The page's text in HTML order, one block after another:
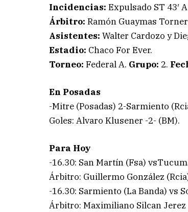
Incidencias: Expulsado ST 43′
Árbitro: Ramón Guaymas
Asistentes: Walter Cardozo y
Estadio: Chaco For Ever.
Torneo: Federal A. Grupo: 2.
En Posadas
-Mitre (Posadas) 2-Sarmiento
Goles: Alvaro Klusener -2- (BM).
Para Hoy
-16.30: San Martín (Fsa)
Árbitro: Guillermo González
-16.30: Sarmiento (La Banda) vs
Árbitro: Maximiliano Silcan Jerez